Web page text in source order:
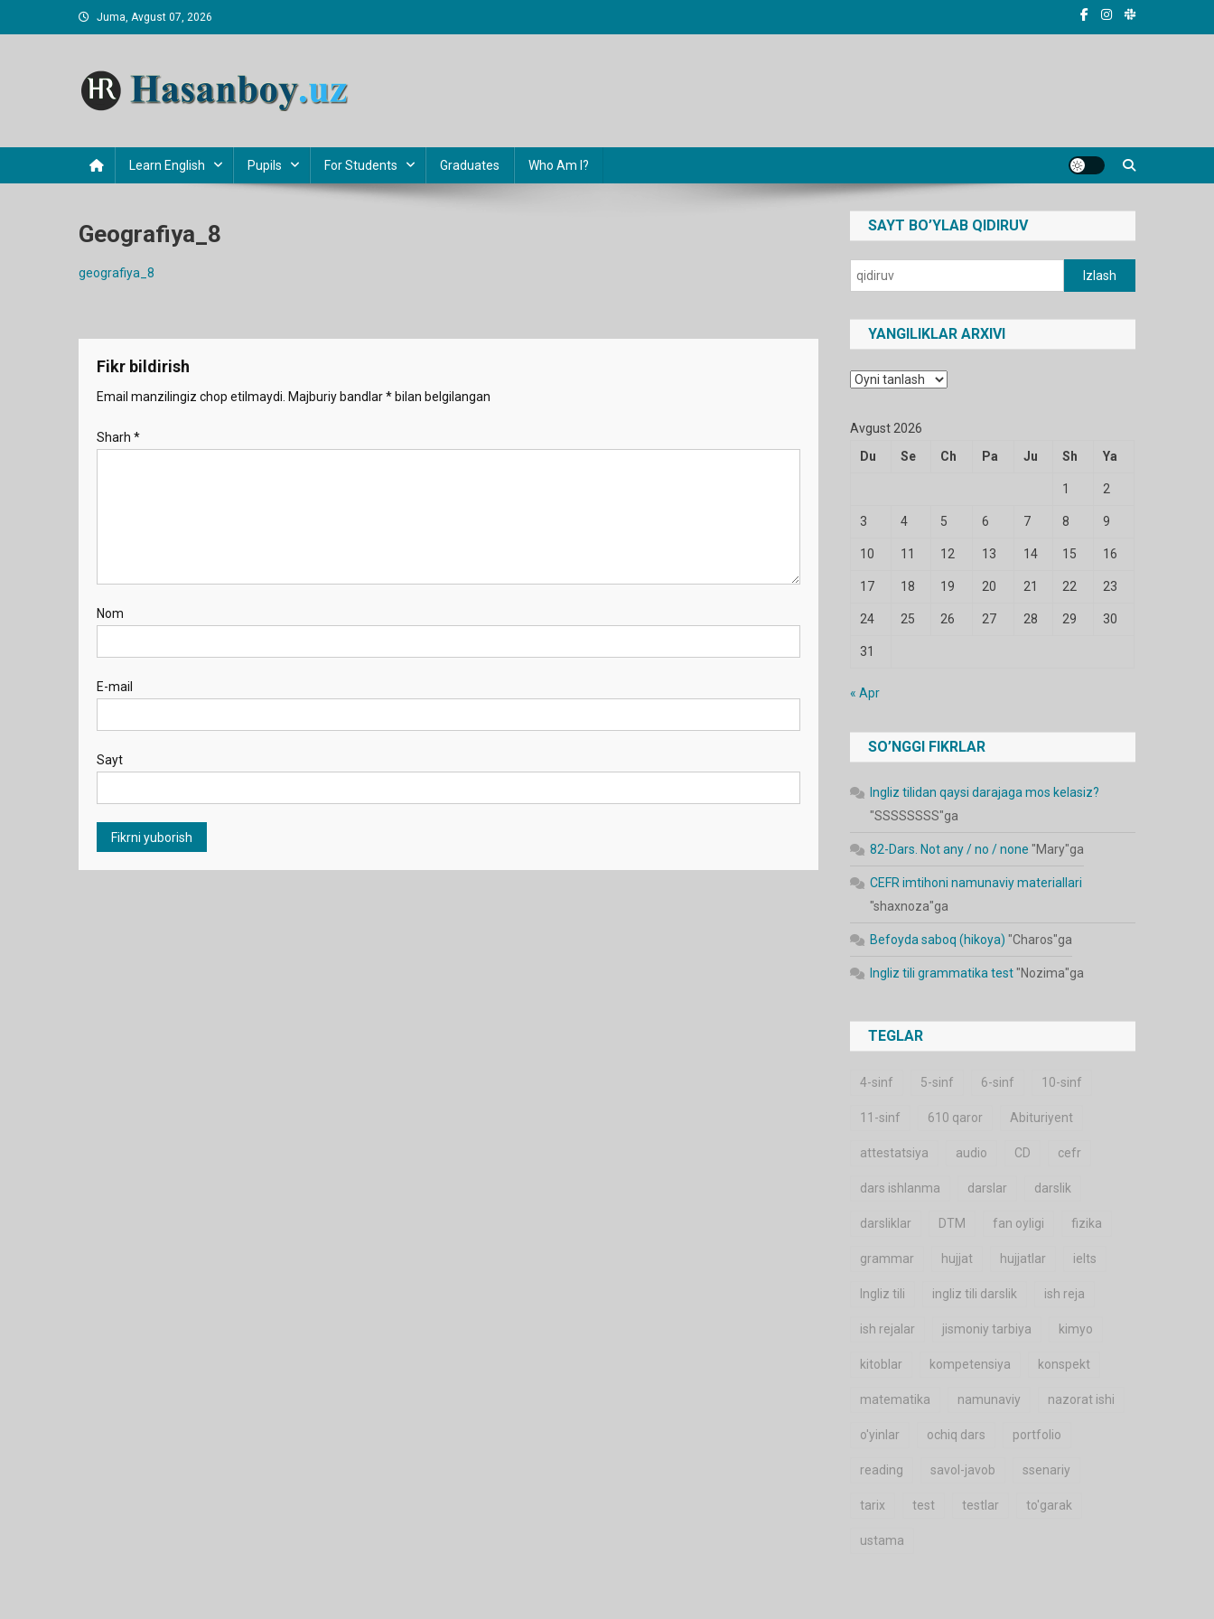
to
Juma, Avgust 07, 2026
Learn English Pupils For Students Graduates Who Am I?
Geografiya_8
geografiya_8
Fikr bildirish
Email manzilingiz chop etilmaydi. Majburiy bandlar* bilan belgilangan
Sharh *
Nom
E-mail
Sayt
SAYT BO’YLAB QIDIRUV
Qidirshish:
YANGILIKLAR ARXIVI
Yangiliklar
Avgust 2026
Du
Se Ch Pa Ju Sh Ya
1 2
3 4 5 6 7 8 9
10 11 12 13 14 15 16
17 18 19 20 21 22 23
24 25 26 27 28 29 30
31
« Apr
SO’NGGI FIKRLAR
Ingliz tilidan qaysi darajaga mos kelasiz?
"SSSSSSSS"ga
82-Dars. Not any / no / none "Mary"ga
CEFR imtihoni namunaviy materiallari
"shaxnoza"ga
Befoyda saboq (hikoya) "Charos"ga
Ingliz tili grammatika test"Nozima"ga
TEGLAR
4-sinf 5-sinf 6-sinf 10-sinf
11-sinf 610 qaror Abituriyent
attestatsiya audio CD cefr
dars ishlanma darslar darslik
darsliklar DTM fan oyligi fizika
grammar hujjat hujjatlar ielts
Ingliz tili ingliz tili darslik ish reja
ish rejalar jismoniy tarbiya kimyo
kitoblar kompetensiya konspekt
matematika namunaviy nazorat ishi
o'yinlar ochiq dars portfolio
reading savol-javob ssenariy
tarix test testlar to'garak
ustama